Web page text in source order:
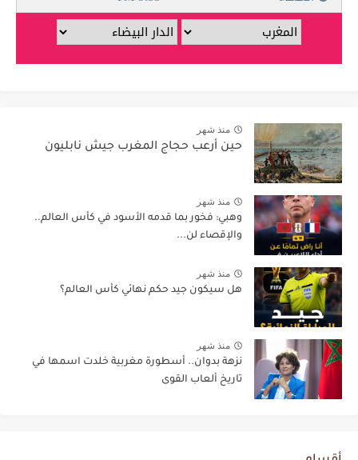
منذ شهر
حين أرعب حجاج المغرب جيش نابليون
منذ شهر
وهبي: فخور بما قدمه الأسود في كأس العالم..
والإقصاء لن...
منذ شهر
هل سيكون جيد حكم نهائي كأس العالم؟
منذ شهر
نزهة بدوان.. أسطورة مغربية خلدت اسمها في
تاريخ ألعاب القوى